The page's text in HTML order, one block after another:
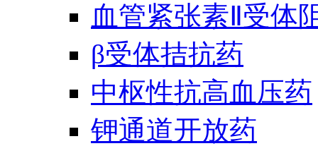
血管紧张素Ⅱ受体
β受体拮抗药
中枢性抗高血压药
钾通道开放药